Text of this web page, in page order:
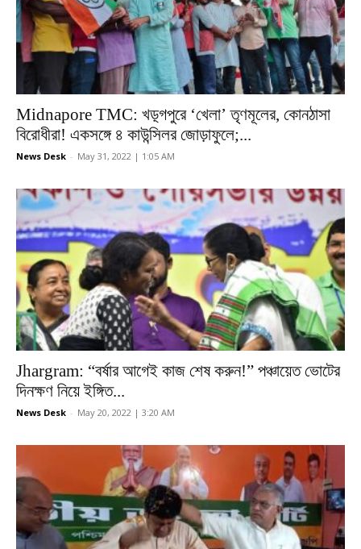
Midnapore TMC: খড়্গপুরে ‘খেলা’ তৃণমূলের, কোনঠাসা
বিরোধীরা! একসঙ্গে ৪ কাউন্সিলর জোড়াফুলে;...
News Desk - May 31, 2022 | 1:05 AM
Jhargram: “বর্ষার আগেই কাজ শেষ করুন!” পঞ্চায়েত ভোটের
দিনক্ষণ নিয়ে ইঙ্গিত...
News Desk - May 20, 2022 | 3:20 AM